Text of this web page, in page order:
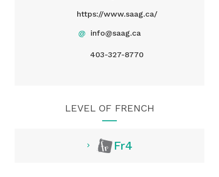
https://www.saag.ca/
@ info@saag.ca
403-327-8770
LEVEL OF FRENCH
Fr4